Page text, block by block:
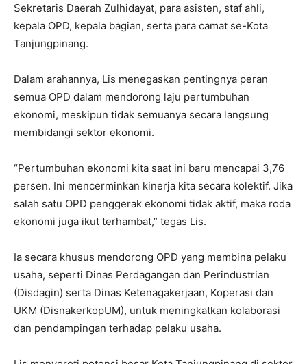
Sekretaris Daerah Zulhidayat, para asisten, staf ahli,
kepala OPD, kepala bagian, serta para camat se-Kota
Tanjungpinang.
Dalam arahannya, Lis menegaskan pentingnya peran
semua OPD dalam mendorong laju pertumbuhan
ekonomi, meskipun tidak semuanya secara langsung
membidangi sektor ekonomi.
“Pertumbuhan ekonomi kita saat ini baru mencapai 3,76
persen. Ini mencerminkan kinerja kita secara kolektif. Jika
salah satu OPD penggerak ekonomi tidak aktif, maka roda
ekonomi juga ikut terhambat,” tegas Lis.
Ia secara khusus mendorong OPD yang membina pelaku
usaha, seperti Dinas Perdagangan dan Perindustrian
(Disdagin) serta Dinas Ketenagakerjaan, Koperasi dan
UKM (DisnakerkopUM), untuk meningkatkan kolaborasi
dan pendampingan terhadap pelaku usaha.